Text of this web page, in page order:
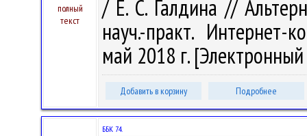
полный
текст
/ Е. С. Галдина //
науч.-практ. Интернет-
май 2018 г.
Добавить в корзину Подробнее
ББК 74.